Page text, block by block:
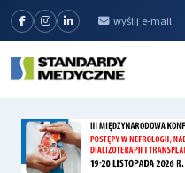
wyślij e-mail